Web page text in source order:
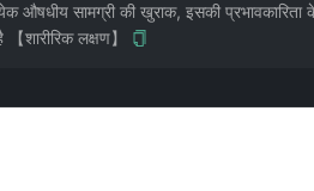
औषधीय सामग्री की खुराक, इसकी
लक्षण】